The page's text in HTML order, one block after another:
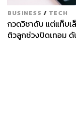
BUSINESS / TECH
กวดวิชาดับ แต่แท็บ
ติวลูกช่วงปิดเทอม